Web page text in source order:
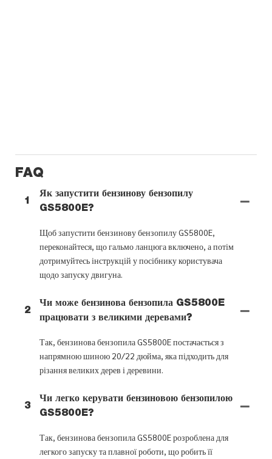
FAQ
1
Як запустити бензинову бензопилу
GS5800E?
Щоб запустити бензинову бензопилу GS5800E,
переконайтеся, що гальмо ланцюга включено, а потім
дотримуйтесь інструкцій у посібнику користувача
щодо запуску двигуна.
2
Чи може бензинова бензопила GS5800E
працювати з великими деревами?
Так, бензинова бензопила GS5800E постачається з
напрямною шиною 20/22 дюйма, яка підходить для
різання великих дерев і деревини.
3
Чи легко керувати бензиновою бензопилою
GS5800E?
Так, бензинова бензопила GS5800E розроблена для
легкого запуску та плавної роботи, що робить її